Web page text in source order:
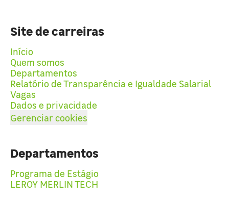
Site de carreiras
Início
Quem somos
Departamentos
Relatório de Transparência e Igualdade Salarial
Vagas
Dados e privacidade
Gerenciar cookies
Departamentos
Programa de Estágio
LEROY MERLIN TECH